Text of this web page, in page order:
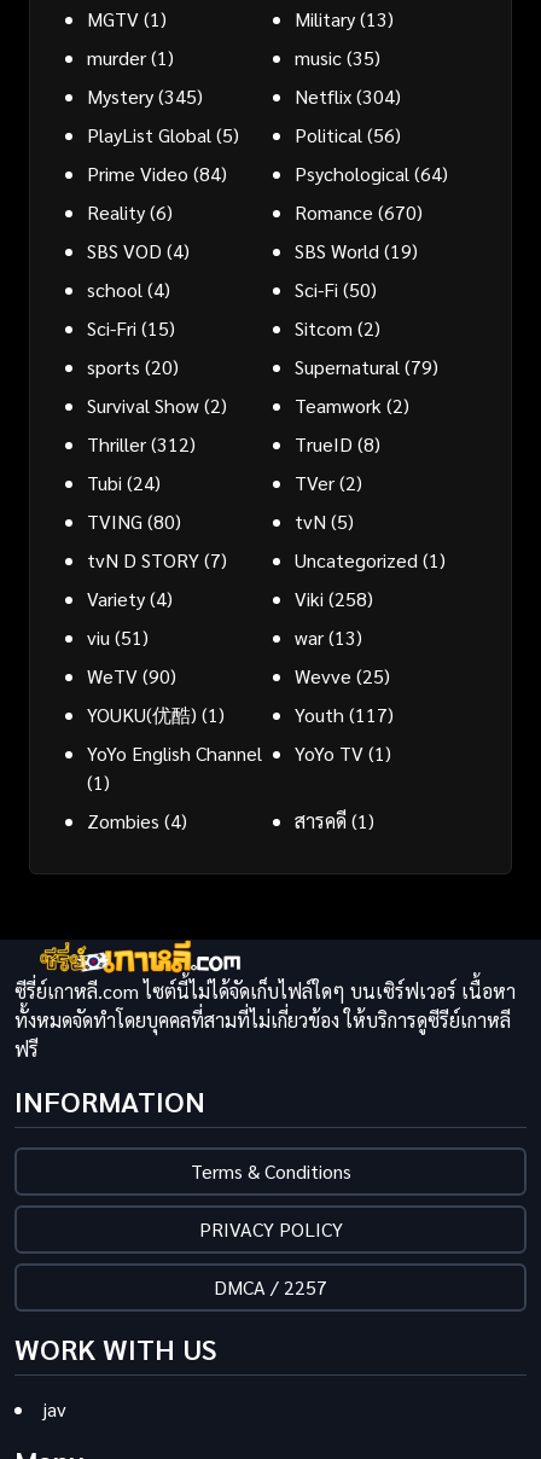
MGTV(1) Military(13)
murder(1) music(35)
Mystery(345) Netflix(304)
PlayList Global(5) Political(56)
Prime Video (84) Psychological(64)
Reality(6) Romance (670)
SBS VOD (4) SBS World(19)
school(4) Sci-Fi (50)
Sci-Fri (15) Sitcom (2)
sports (20) Supernatural(79)
Survival Show(2) Teamwork(2)
Thriller(312) TrueID (8)
Tubi (24) TVer(2)
TVING (80) tvN (5)
tvN D STORY(7) Uncategorized(1)
Variety(4) Viki (258)
viu(51) war(13)
WeTV(90) Wevve (25)
YOUKU(优酷) (1) Youth (117)
YoYo English Channel
(1)
YoYo TV(1)
Zombies (4) สารคดี(1)
ซีรี่ย์เกาหลี.com ไซต์นี้ไม่ได้จัดเก็บไฟล์ใดๆ บนเซิร์ฟเวอร์ เนื้อหา
ทั้งหมดจัดทำโดยบุคคลที่สามที่ไม่เกี่ยวข้อง ให้บริการดูซีรีย์เกาหลี
ฟรี
INFORMATION
Terms & Conditions
PRIVACY POLICY
DMCA / 2257
WORK WITH US
jav